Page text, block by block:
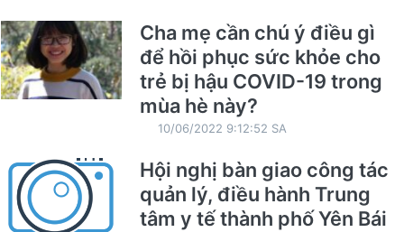
Cha mẹ cần chú ý điều gì
để hồi phục sức khỏe cho
trẻ bị hậu COVID-19 trong
mùa hè này?
10/06/2022 9:12:52 SA
Hội nghị bàn giao công tác
quản lý, điều hành Trung
tâm y tế thành phố Yên Bái